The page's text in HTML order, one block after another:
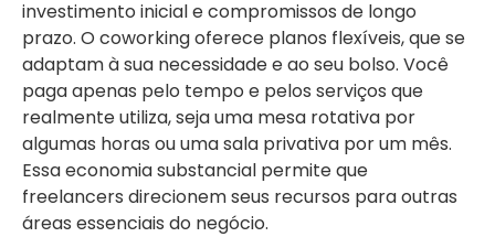
investimento inicial e compromissos de longo
prazo. O coworking oferece planos flexíveis, que se
adaptam à sua necessidade e ao seu bolso. Você
paga apenas pelo tempo e pelos serviços que
realmente utiliza, seja uma mesa rotativa por
algumas horas ou uma sala privativa por um mês.
Essa economia substancial permite que
freelancers direcionem seus recursos para outras
áreas essenciais do negócio.